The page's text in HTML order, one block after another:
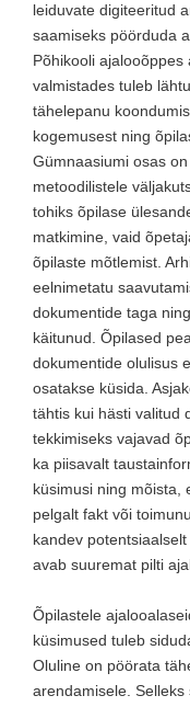
leiduvate digiteeritud
saamiseks pöörduda
Põhikooli
valmistades tuleb
tähelepanu
kogemusest ning
Gümnaasiumi osas
metoodilistele
tohiks õpilase
matkimine, vaid
õpilaste mõtlemist.
eelnimetatu
dokumentide taga
käitunud. Õpilased
dokumentide olulisus
osatakse küsida.
tähtis kui hästi valitud
tekkimiseks vajavad
ka piisavalt
küsimusi ning mõista,
pelgalt fakt või
kandev
avab suuremat pilti
Õpilastele
küsimused tuleb
Oluline on pöörata
arendamisele.